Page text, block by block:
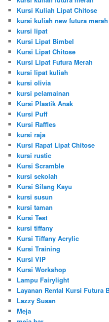
Kursi Kuliah Lipat Chitose
kursi kuliah new futura merah
kursi lipat
Kursi Lipat Bimbel
Kursi Lipat Chitose
Kursi Lipat Futura Merah
kursi lipat kuliah
kursi olivia
kursi pelamainan
Kursi Plastik Anak
Kursi Puff
Kursi Raffles
kursi raja
Kursi Rapat Lipat Chitose
kursi rustic
Kursi Scramble
kursi sekolah
Kursi Silang Kayu
kursi susun
kursi taman
Kursi Test
kursi tiffany
Kursi Tiffany Acrylic
Kursi Training
Kursi VIP
Kursi Workshop
Lampu Fairylight
Layanan Rental Kursi Futura
Lazzy Susan
Meja